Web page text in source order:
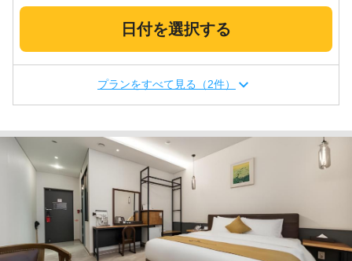
日付を選択する
プランをすべて見る（2件）